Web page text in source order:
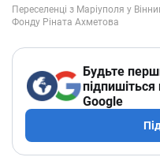
Будьте
Google